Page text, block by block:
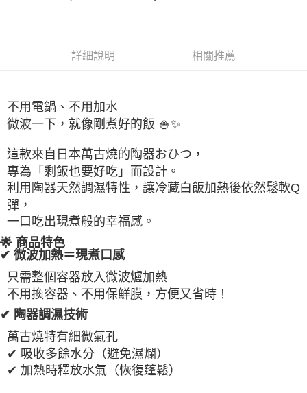
詳細說明 相關推薦
不用電鍋、不用加水
微波一下，就像剛煮好的飯 🍚✨
這款來自日本萬古燒的陶器おひつ，
專為「剩飯也要好吃」而設計。
利用陶器天然調濕特性，讓冷藏白飯加熱後依然鬆軟Q
彈，
一口吃出現煮般的幸福感。
🌟 商品特色
✔ 微波加熱＝現煮口感
只需整個容器放入微波爐加熱
不用換容器、不用保鮮膜，方便又省時！
✔ 陶器調濕技術
萬古燒特有細微氣孔
✔ 吸收多餘水分（避免濕爛）
✔ 加熱時釋放水氣（恢復蓬鬆）